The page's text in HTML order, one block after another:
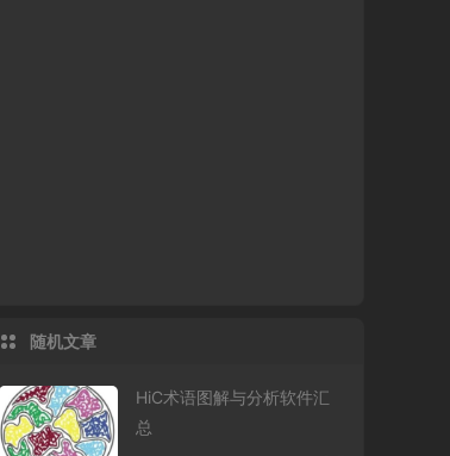
随机文章
HiC术语图解与分析软件汇
总